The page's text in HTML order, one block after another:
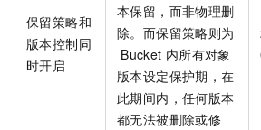
保留策略和
版本控制同
时开启
本保留，而非物理删
除。而保留策略则为
Bucket 内所有对象
版本设定保护期，在
此期间内，任何版本
都无法被删除或修